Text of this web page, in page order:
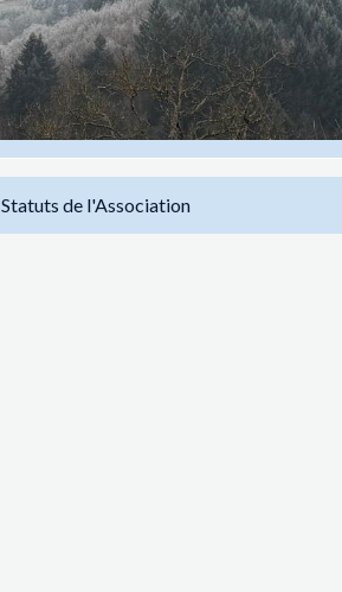
Statuts de l'Association